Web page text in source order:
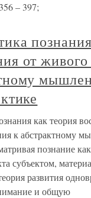
– 397;
от
как теория
к абстрактному
познание
субъектом,
развития
и общую